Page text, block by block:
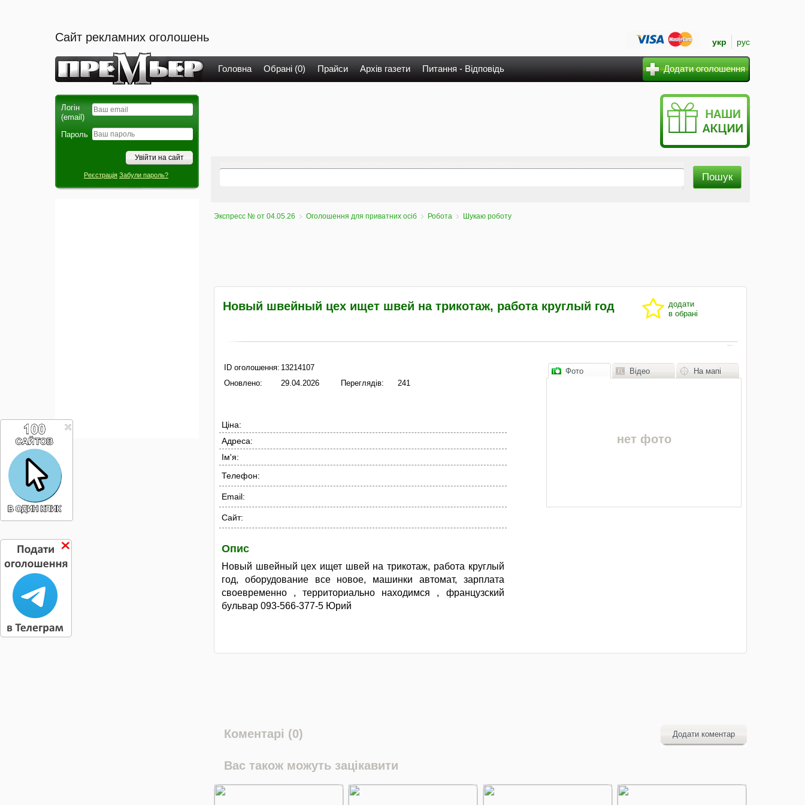
Сайт рекламних оголошень укр рус
Головна Обрані (0) Прайси Архів газети Питання - Відповідь Додати оголошення
Логін
(email)
Пароль
Реєстрація Забули пароль?
Экспресс № от 04.05.26 Оголошення для приватних осіб Робота Шукаю роботу
Новый швейный цех ищет швей на трикотаж, работа круглый год
додати
в обрані
ID оголошення: 13214107
Оновлено:
29.04.2026 Переглядів: 241
Ціна:
Адреса:
Ім'я:
Телефон:
Email:
Сайт:
Опис
Новый швейный цех ищет швей на трикотаж, работа круглый
год, оборудование все новое, машинки автомат, зарплата
своевременно , территориально находимся , французский
бульвар 093-566-377-5 Юрий
Фото Відео На мапі
нет фото
Коментарі (0) Додати коментар
Вас також можуть зацікавити